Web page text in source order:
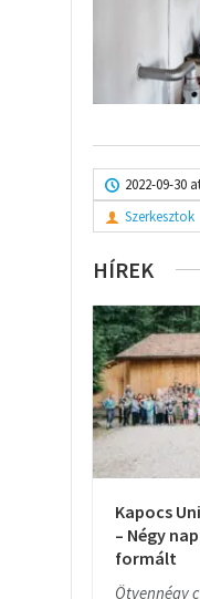
2022-09-30
Szerkesztok
HÍREK
Kapocs
– Négy
formált
Ötvennégy